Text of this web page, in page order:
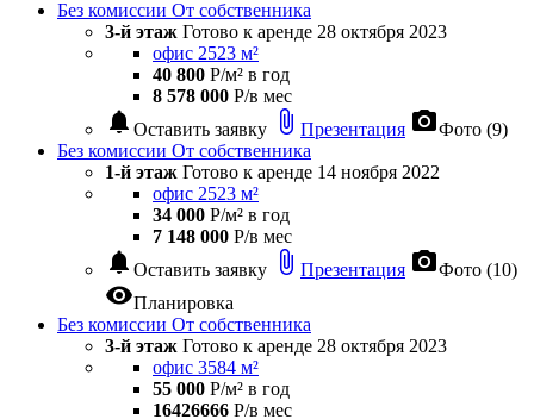
Без комиссии От собственника
3-й этаж Готово к аренде 28 октября 2023
офис 2523 м²
40 800 Р/м² в год
8 578 000 Р/в мес
notifications Оставить заявку attach_file Презентация photo_cameraФото (9)
Без комиссии От собственника
1-й этаж Готово к аренде 14 ноября 2022
офис 2523 м²
34 000 Р/м² в год
7 148 000 Р/в мес
notifications Оставить заявку attach_file Презентация photo_cameraФото (10)
visibilityПланировка
Без комиссии От собственника
3-й этаж Готово к аренде 28 октября 2023
офис 3584 м²
55 000 Р/м² в год
16426666 Р/в мес